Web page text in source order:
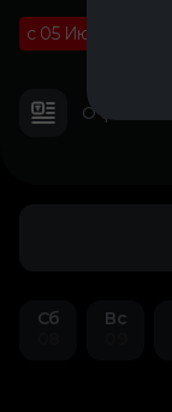
с 05 Июня
О фильме
Сб
Вс